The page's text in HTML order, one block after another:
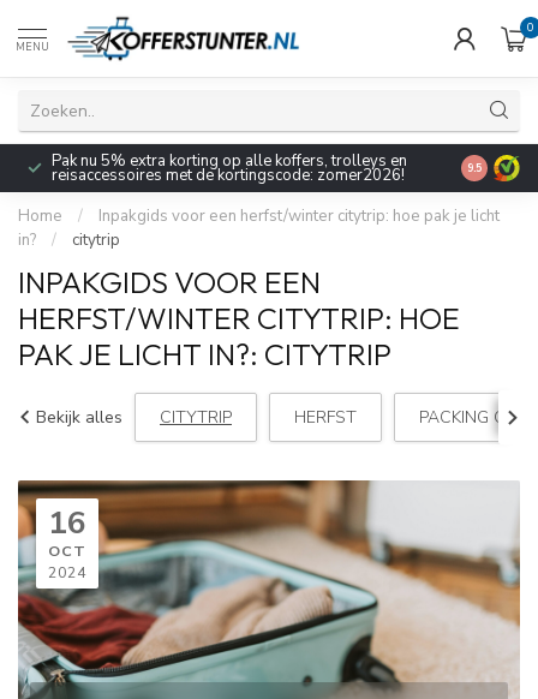
MENU
0
Pak nu 5% extra korting op alle koffers, trolleys en
reisaccessoires met de kortingscode: zomer2026! 9.5
Home /
Inpakgids voor een herfst/winter citytrip: hoe pak je licht
in?
/ citytrip
INPAKGIDS VOOR EEN
HERFST/WINTER CITYTRIP: HOE
PAK JE LICHT IN?: CITYTRIP
Bekijk alles CITYTRIP HERFST PACKING CUBE
16
OCT
2024